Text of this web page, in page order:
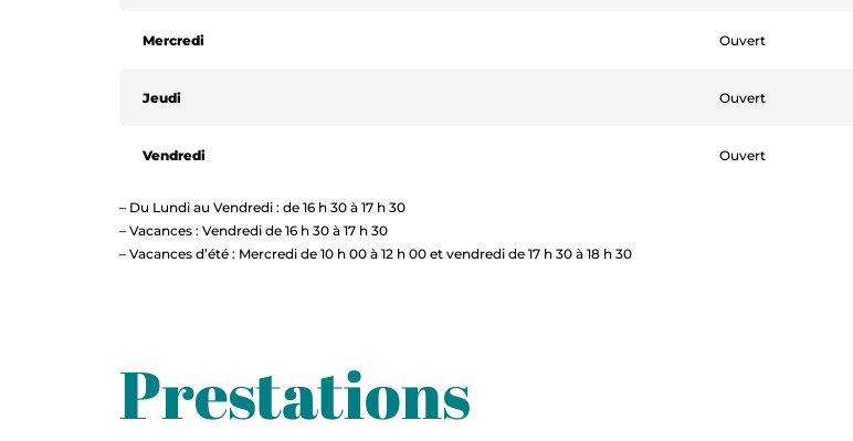
Mercredi Ouvert
Jeudi Ouvert
Vendredi Ouvert
– Du Lundi au Vendredi : de 16 h 30 à 17 h 30
– Vacances : Vendredi de 16 h 30 à 17 h 30
– Vacances d’été : Mercredi de 10 h 00 à 12 h 00 et vendredi de 17 h 30 à 18 h 30
Prestations